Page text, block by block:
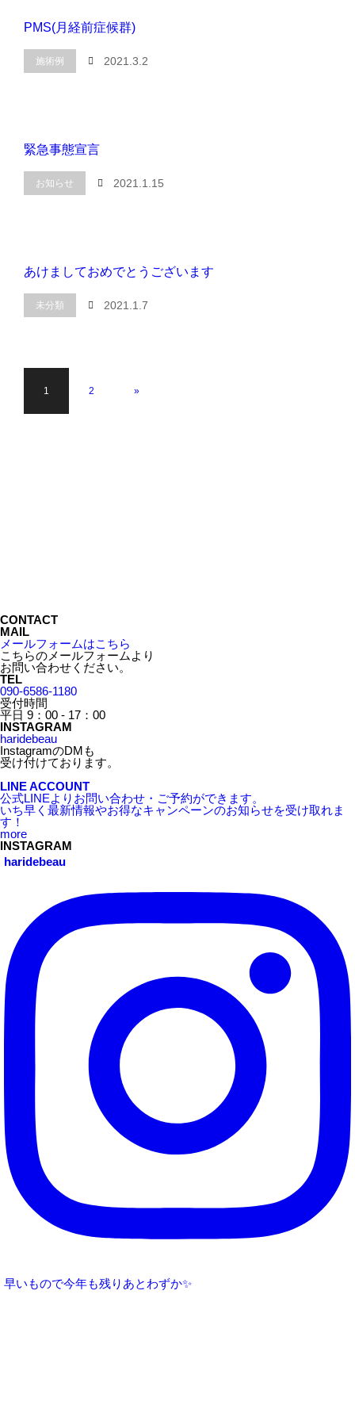
PMS(月経前症候群)
施術例 2021.3.2
緊急事態宣言
お知らせ 2021.1.15
あけましておめでとうございます
未分類 2021.1.7
1 2 »
CONTACT
MAIL
メールフォームはこちら
こちらのメールフォームより
お問い合わせください。
TEL
090-6586-1180
受付時間
平日 9：00 - 17：00
INSTAGRAM
haridebeau
InstagramのDMも
受け付けております。
LINE ACCOUNT
公式LINEよりお問い合わせ・ご予約ができます。
いち早く最新情報やお得なキャンペーンのお知らせを受け取れま
す！
more
INSTAGRAM
haridebeau
早いもので今年も残りあとわずか✨